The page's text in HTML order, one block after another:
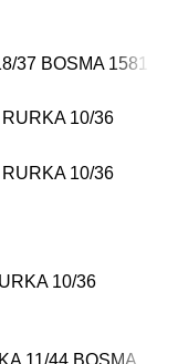
37 BOSMA 1581
10/36